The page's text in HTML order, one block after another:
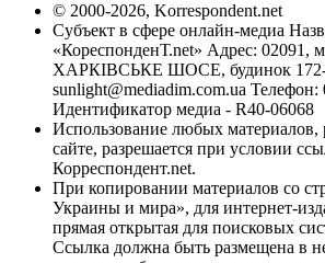
© 2000-2026, Korrespondent.net
Субъект в сфере онлайн-медиа
«КореспонденТ.net» Адрес: 02091,
ХАРКІВСЬКЕ ШОСЕ, будинок 172-
sunlight@mediadim.com.ua Телефон:
Идентификатор медиа - R40-06068
Использование любых
сайте, разрешается при условии
Корреспондент.net.
При копировании материалов со
Украины и мира», для интернет-
прямая открытая для поисковых
Ссылка должна быть размещена в